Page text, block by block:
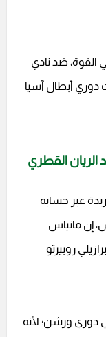
القوة، ضد نادي
دوري أبطال آسيا
القطري
عبر حسابه
إن ماتياس
روبيرتو
دوري ورشن؛ لأنه